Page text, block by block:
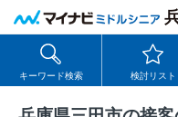
キーワード検索 検討リスト